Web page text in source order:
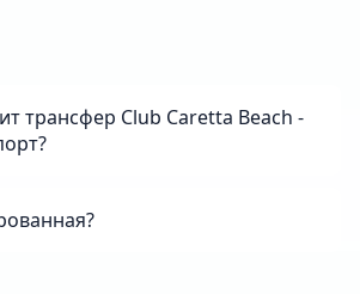
трансфер Club Caretta Beach -